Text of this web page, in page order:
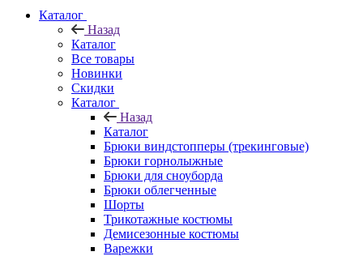
Каталог
Назад
Каталог
Все товары
Новинки
Скидки
Каталог
Назад
Каталог
Брюки виндстопперы (трекинговые)
Брюки горнолыжные
Брюки для сноуборда
Брюки облегченные
Шорты
Трикотажные костюмы
Демисезонные костюмы
Варежки